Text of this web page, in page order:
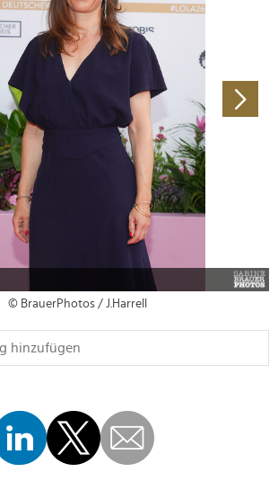
© BrauerPhotos / J.Harrell